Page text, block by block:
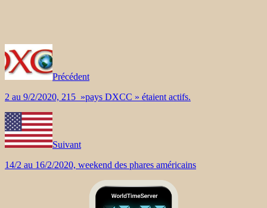
Précédent
2 au 9/2/2020, 215 »pays DXCC » étaient actifs.
Suivant
14/2 au 16/2/2020, weekend des phares américains